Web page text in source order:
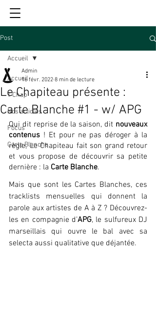
Post
Accueil
T'Chap
Nos articles
Focus
Carte Blanche
Accueil
Le Chapiteau présente :
Carte Blanche #1 - w/ APG
Admin
16 févr. 2022 8 min de lecture
Qui dit reprise de la saison, dit nouveaux
contenus ! Et pour ne pas déroger à la
règle, Le Chapiteau fait son grand retour
et vous propose de découvrir sa petite
dernière : la Carte Blanche.
Mais que sont les Cartes Blanches, ces
tracklists mensuelles qui donnent la
parole aux artistes de A à Z ? Découvrez-
les en compagnie d’APG, le sulfureux DJ
marseillais qui ouvre le bal avec sa
selecta aussi qualitative que déjantée.